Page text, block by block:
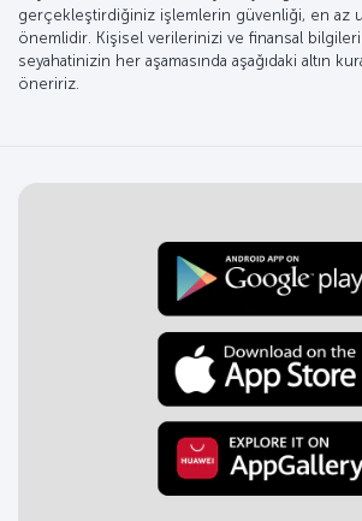
gerçekleştirdiğiniz işlemlerin güvenliği, en az
önemlidir. Kişisel verilerinizi ve finansal
seyahatinizin her aşamasında aşağıdaki altın
öneririz.